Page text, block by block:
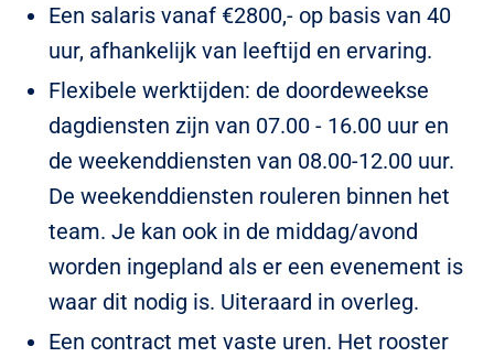
Een salaris vanaf €2800,- op basis van 40
uur, afhankelijk van leeftijd en ervaring.
Flexibele werktijden: de doordeweekse
dagdiensten zijn van 07.00 - 16.00 uur en
de weekenddiensten van 08.00-12.00 uur.
De weekenddiensten rouleren binnen het
team. Je kan ook in de middag/avond
worden ingepland als er een evenement is
waar dit nodig is. Uiteraard in overleg.
Een contract met vaste uren. Het rooster